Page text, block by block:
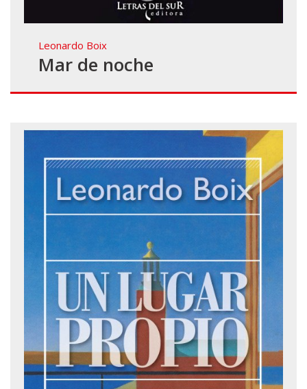
Leonardo Boix
Mar de noche